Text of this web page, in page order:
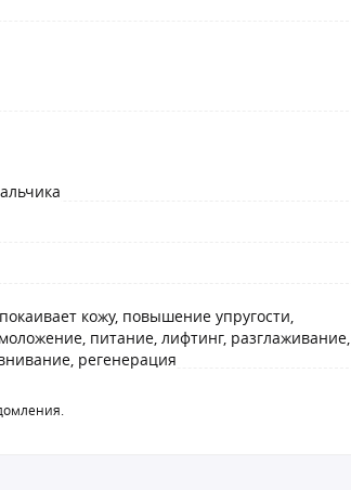
кожу, повышение упругости,
питание, лифтинг, разглаживание,
регенерация